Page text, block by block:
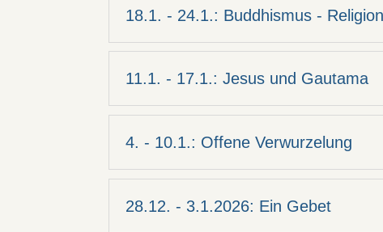
18.1. - 24.1.: Buddhismus - Religion
11.1. - 17.1.: Jesus und Gautama
4. - 10.1.: Offene Verwurzelung
28.12. - 3.1.2026: Ein Gebet